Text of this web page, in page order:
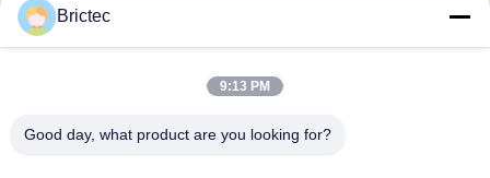
Openresty
Brictec
9:13 PM
Good day, what product are you looking for?